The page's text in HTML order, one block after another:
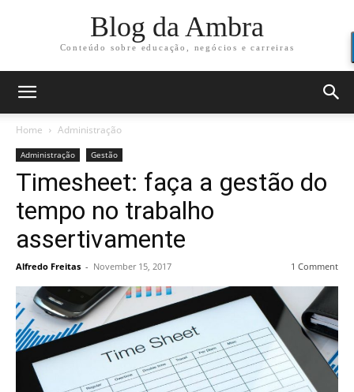
Blog da Ambra
Conteúdo sobre educação, negócios e carreiras
Home Administração
Administração Gestão
Timesheet: faça a gestão do
tempo no trabalho
assertivamente
Alfredo Freitas - November 15, 2017 1 Comment